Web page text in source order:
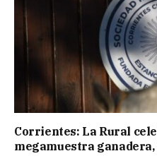
Corrientes: La Rural
megamuestra